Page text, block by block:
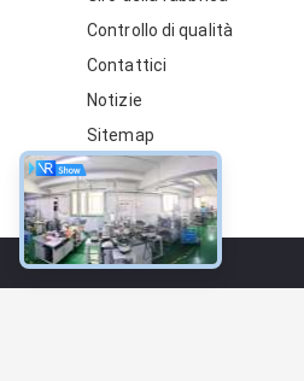
Controllo di qualità
Contattici
Notizie
Sitemap